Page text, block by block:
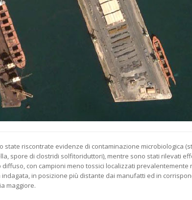
state riscontrate evidenze di contaminazione microbiologica
spore di clostridi solfitoriduttori), mentre sono stati rilevati
diffuso, con campioni meno tossici localizzati prevalentemente
indagata, in posizione più distante dai manufatti ed in
maggiore.